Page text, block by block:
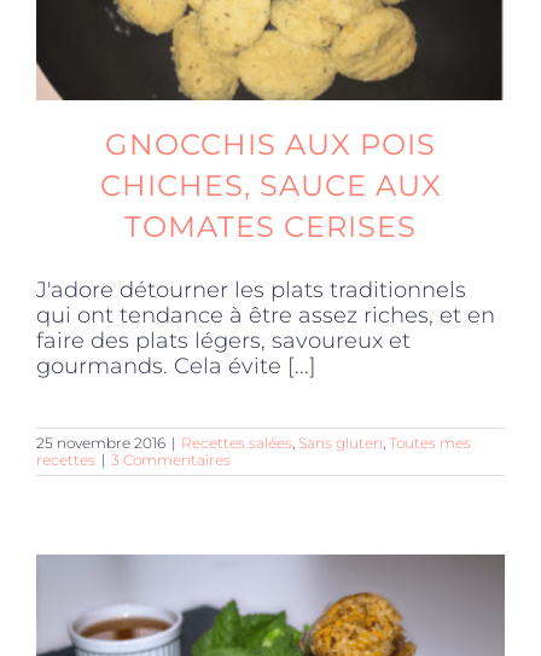
GNOCCHIS AUX POIS
CHICHES, SAUCE AUX
TOMATES CERISES
J'adore détourner les plats traditionnels
qui ont tendance à être assez riches, et en
faire des plats légers, savoureux et
gourmands. Cela évite [...]
25 novembre 2016 | Recettes salées, Sans gluten, Toutes mes
recettes | 3 Commentaires